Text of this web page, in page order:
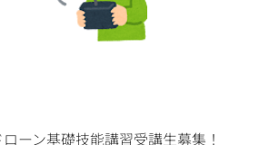
ローン基礎技能講習受講生募集！